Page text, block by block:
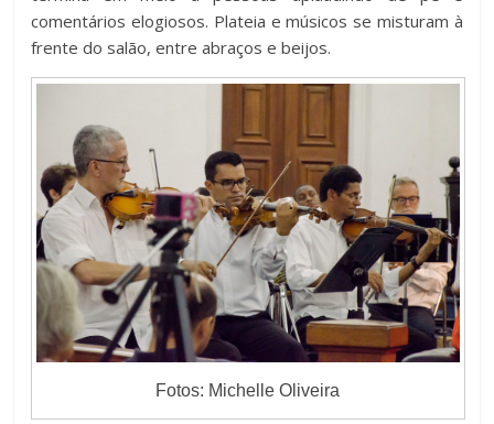
comentários elogiosos. Plateia e músicos se misturam à
frente do salão, entre abraços e beijos.
Fotos: Michelle Oliveira